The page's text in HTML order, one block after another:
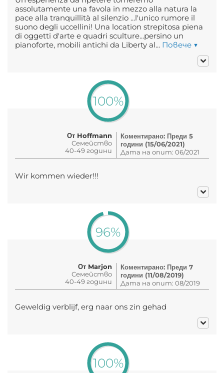
assolutamente una favola in mezzo alla natura la
pace alla tranquillità al silenzio ...l'unico rumore il
suono degli uccellini! Una location strepitosa piena
di oggetti d'arte e quadri sculture...persino un
pianoforte, mobili antichi da Liberty al... Повече ▼
100%
От Hoffmann
Семейство
40-49 години
Коментирано: Преди 5
години (15/06/2021)
Дата на опит: 06/2021
Wir kommen wieder!!!
96%
От Marjon
Семейство
40-49 години
Коментирано: Преди 7
години (11/08/2019)
Дата на опит: 08/2019
Geweldig verblijf, erg naar ons zin gehad
100%